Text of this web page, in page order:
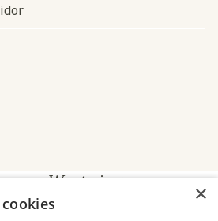
o app Westwing
×